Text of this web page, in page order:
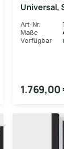
Universal,
EV1
Art-Nr.
Maße
Verfügbar
1.769,00